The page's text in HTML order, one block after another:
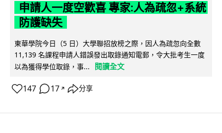
申請人一度空歡喜 專家:人為疏忽+系統
防護缺失
東華學院今日（5 日）大學聯招放榜之際，因人為疏忽向全數
11,139 名課程申請人錯誤發出取錄通知電郵，令大批考生一度
以為獲得學位取錄，事...
閱讀全文
147 17 ↗ 分享